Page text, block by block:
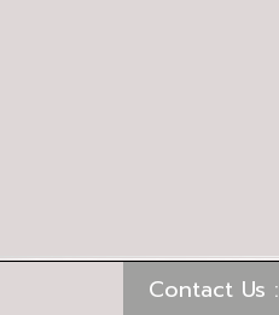
Contact Us :